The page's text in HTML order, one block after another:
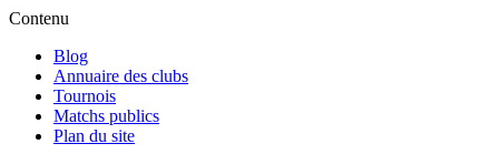
Contenu
Blog
Annuaire des clubs
Tournois
Matchs publics
Plan du site